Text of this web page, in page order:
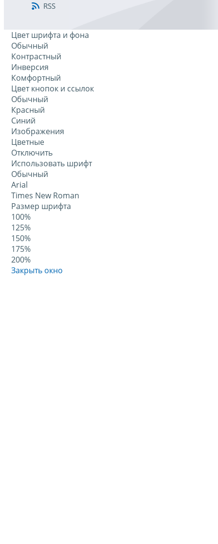
RSS
Цвет шрифта и фона
Обычный
Контрастный
Инверсия
Комфортный
Цвет кнопок и ссылок
Обычный
Красный
Синий
Изображения
Цветные
Отключить
Использовать шрифт
Обычный
Arial
Times New Roman
Размер шрифта
100%
125%
150%
175%
200%
Закрыть окно